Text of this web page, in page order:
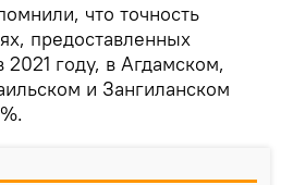
что точность
предоставленных
году, в Агдамском,
и Зангиланском